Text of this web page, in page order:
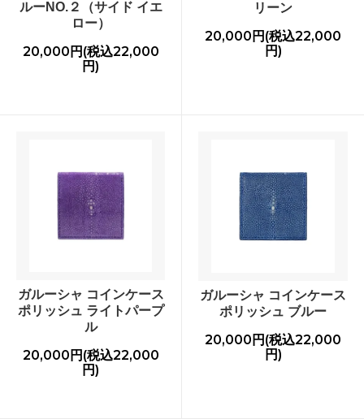
ルーNO.２（サイド イエ
ロー）
20,000円(税込22,000
円)
リーン
20,000円(税込22,000
円)
ガルーシャ コインケース
ポリッシュ ライトパープ
ル
20,000円(税込22,000
円)
ガルーシャ コインケース
ポリッシュ ブルー
20,000円(税込22,000
円)